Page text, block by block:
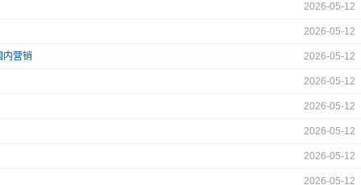
2026-05-12
2026-05-12
2026-05-12
内营销
2026-05-12
2026-05-12
2026-05-12
2026-05-12
2026-05-12